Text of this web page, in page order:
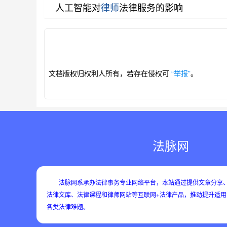
人工智能对律师法律服务的影响
文档版权归权利人所有，若存在侵权可 “举报”。
法脉网
法脉网系承办法律事务专业网络平台，本站通过提供文章分享
法律文库、法律课程和律师网站等互联网+法律产品，推动提升适
各类法律难题。